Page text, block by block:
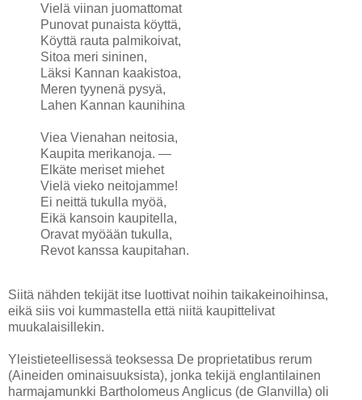
Vielä viinan juomattomat
Punovat punaista köyttä,
Köyttä rauta palmikoivat,
Sitoa meri sininen,
Läksi Kannan kaakistoa,
Meren tyynenä pysyä,
Lahen Kannan kaunihina
Viea Vienahan neitosia,
Kaupita merikanoja. —
Elkäte meriset miehet
Vielä vieko neitojamme!
Ei neittä tukulla myöä,
Eikä kansoin kaupitella,
Oravat myöään tukulla,
Revot kanssa kaupitahan.
Siitä nähden tekijät itse luottivat noihin taikakeinoihinsa,
eikä siis voi kummastella että niitä kaupittelivat
muukalaisillekin.
Yleistieteellisessä teoksessa De proprietatibus rerum
(Aineiden ominaisuuksista), jonka tekijä englantilainen
harmajamunkki Bartholomeus Anglicus (de Glanvilla) oli